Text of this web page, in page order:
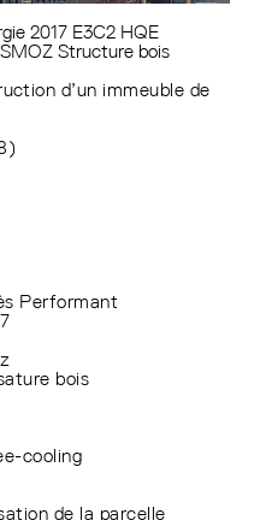
2017 E3C2 HQE
Structure bois
d’un immeuble de
Performant
bois
cooling
de la parcelle